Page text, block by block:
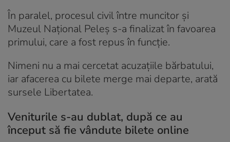
În paralel, procesul civil între muncitor și
Muzeul Național Peleș s-a finalizat în favoarea
primului, care a fost repus în funcție.
Nimeni nu a mai cercetat acuzațiile bărbatului,
iar afacerea cu bilete merge mai departe, arată
sursele Libertatea.
Veniturile s-au dublat, după ce au
început să fie vândute bilete online